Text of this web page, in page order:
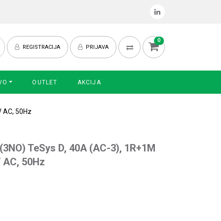
REGISTRACIJA PRIJAVA
0
OUTLET AKCIJA
AC, 50Hz
TeSys D, 40A (AC-3), 1R+1M
50Hz